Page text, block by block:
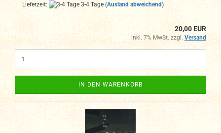
Lieferzeit:
3-4 Tage (Ausland abweichend)
20,00 EUR
inkl. 7% MwSt. zzgl. Versand
IN DEN WARENKORB